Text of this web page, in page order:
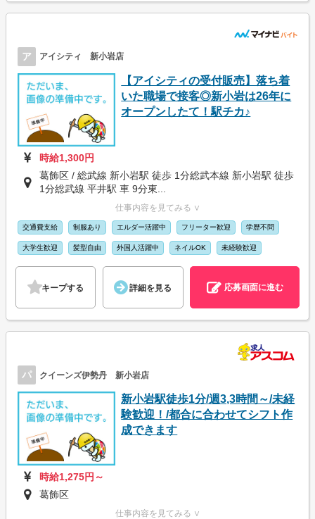
ア アイシティ 新小岩店
【アイシティの受付販売】落ち着
いた職場で接客◎新小岩は26年に
オープンしたて！駅チカ♪
時給1,300円
葛飾区 / 総武線 新小岩駅 徒歩 1分総武本線 新小岩駅 徒歩
1分総武線 平井駅 車 9分東...
仕事内容を見てみる ∨
交通費支給 制服あり エルダー活躍中 フリーター歓迎 学歴不問
大学生歓迎 髪型自由 外国人活躍中 ネイルOK 未経験歓迎
キープする 詳細を見る 応募画面に進む
パ クイーンズ伊勢丹 新小岩店
新小岩駅徒歩1分/週3,3時間～/未経
験歓迎！/都合に合わせてシフト作
成できます
時給1,275円～
葛飾区
仕事内容を見てみる ∨